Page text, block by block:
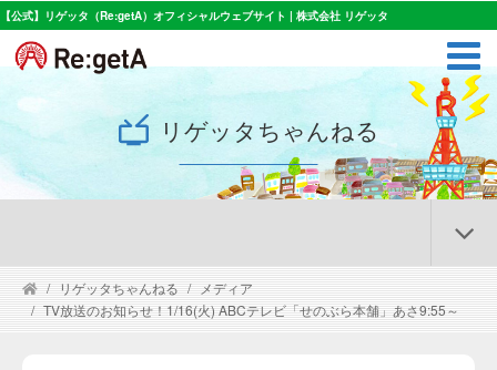
【公式】リゲッタ（Re:getA）オフィシャルウェブサイト | 株式会社 リゲッタ
リゲッタちゃんねる
リゲッタちゃんねる
メディア
TV放送のお知らせ！1/16(火) ABCテレビ「せのぶら本舗」あさ9:55～